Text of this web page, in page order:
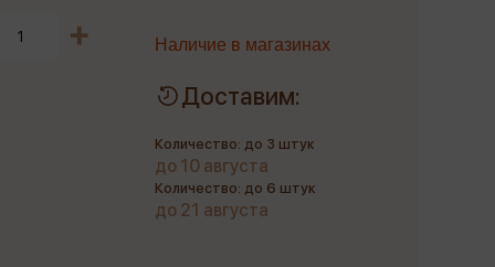
Наличие в магазинах
Доставим:
Количество: до 3 штук
до 10 августа
Количество: до 6 штук
до 21 августа